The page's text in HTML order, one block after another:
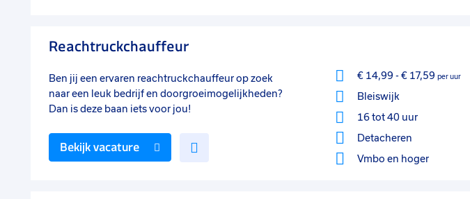
Reachtruckchauffeur
Ben jij een ervaren reachtruckchauffeur op zoek
naar een leuk bedrijf en doorgroeimogelijkheden?
Dan is deze baan iets voor jou!
€ 14,99 - € 17,59 per uur
Bleiswijk
16 tot 40 uur
Detacheren
Vmbo en hoger
Bekijk vacature